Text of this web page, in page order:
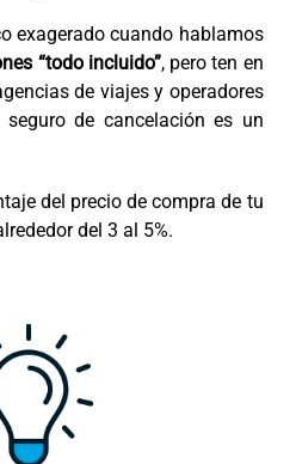
exagerado cuando hablamos
“todo incluido”, pero ten en
de viajes y operadores
de cancelación es un
del precio de compra de tu
del 3 al 5%.